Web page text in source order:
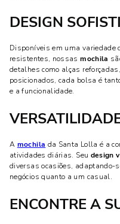
DESIGN
Disponíveis em uma variedade
resistentes, nossasmochila
detalhes como alças
posicionados, cada bolsa é
e a funcionalidade.
A mochila da Santa Lolla é a
atividades diárias. Seu design
diversas ocasiões, adaptando-
negócios quanto a um casual.
ENCONTRE A